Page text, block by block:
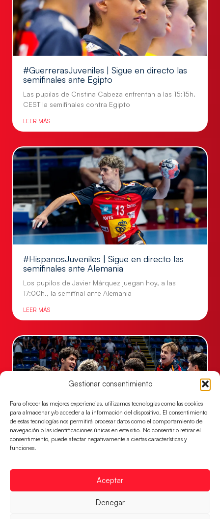
Gestionar consentimiento
Para ofrecer las mejores experiencias, utilizamos tecnologías como las cookies
para almacenar y/o acceder a la información del dispositivo. El consentimiento
de estas tecnologías nos permitirá procesar datos como el comportamiento de
navegación o las identificaciones únicas en este sitio. No consentir o retirar el
consentimiento, puede afectar negativamente a ciertas características y
funciones.
Aceptar
Denegar
#GuerrerasJuveniles | Sigue en directo las
semifinales ante Egipto
Las pupilas de Cristina Cabeza enfrentan a las 15:15h.
CEST la semifinales contra Egipto
LEER MÁS
#HispanosJuveniles | Sigue en directo las
semifinales ante Alemania
Los pupilos de Javier Márquez juegan hoy, a las
17:00h., la semifinal ante Alemania
LEER MÁS
Los Hispanos Juveniles jugarán las
Los pupilos de Javier Márquez se han llevado el
partido de semifinales 29-27 ante Francia y mañana
jugarán las semifinales